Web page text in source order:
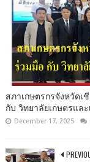
สภาเกษตรกรจังหวัดเ
กับ วิทยาลัยเกษตรและ
December 17, 2025